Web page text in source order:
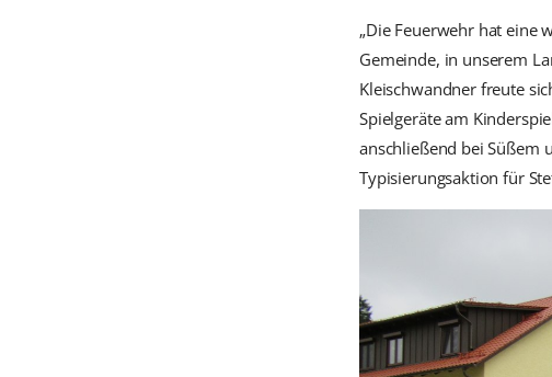
„Die Feuerwehr hat eine
Gemeinde, in unserem
Kleischwandner freute
Spielgeräte am
anschließend bei Süßem
Typisierungsaktion für